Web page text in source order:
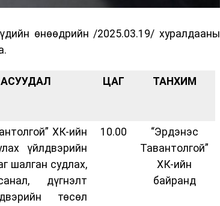
өнөөдрийн /2025.03.19/ хуралдааны
ЦАГ ТАНХИМ
ХК-ийн
үйлдвэрийн
шалган судлах,
дүгнэлт
төсөл
10.00
“Эрдэнэс
Тавантолгой”
ХК-ийн
байранд